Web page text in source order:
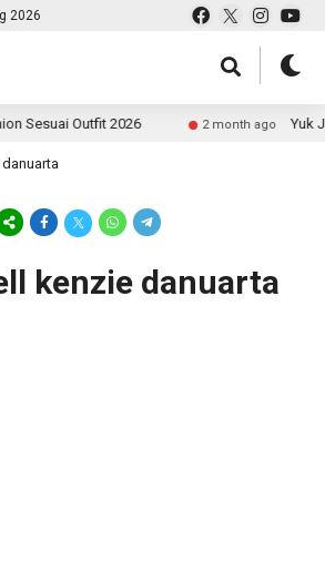
2026
Sesuai Outfit 2026 2 month ago Yuk
kenzie danuarta